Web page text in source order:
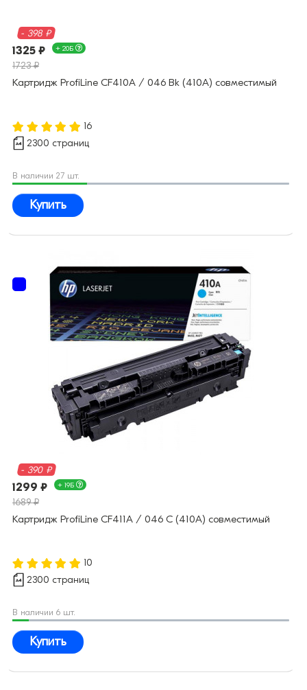
- 398 ₽
1325 ₽ + 20Б
1723 ₽
Картридж ProfiLine CF410A / 046 Bk (410A) совместимый
16
2300 страниц
В наличии 27 шт.
Купить
- 390 ₽
1299 ₽ + 19Б
1689 ₽
Картридж ProfiLine CF411A / 046 C (410A) совместимый
10
2300 страниц
В наличии 6 шт.
Купить